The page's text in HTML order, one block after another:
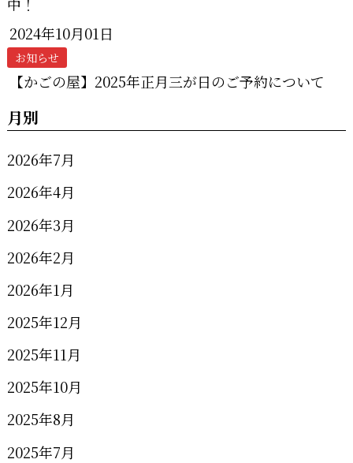
2024年10月01日
お知らせ
【かごの屋】2025年正月三が日のご予約について
月別
2026年7月
2026年4月
2026年3月
2026年2月
2026年1月
2025年12月
2025年11月
2025年10月
2025年8月
2025年7月